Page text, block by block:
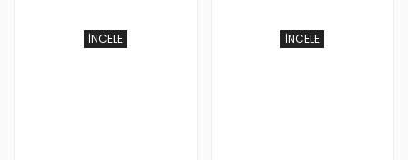
İNCELE İNCELE